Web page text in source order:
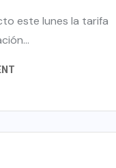
este lunes la tarifa